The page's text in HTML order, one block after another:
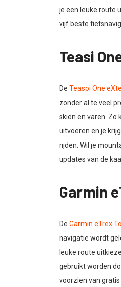
je een leuke route
vijf beste
Teasi
De Teasoi One
zonder al te veel
skiën en varen. Zo
uitvoeren en je
rijden. Wil je
updates van de
Garmin
De Garmin eTrex
navigatie wordt
leuke route
gebruikt worden
voorzien van gratis